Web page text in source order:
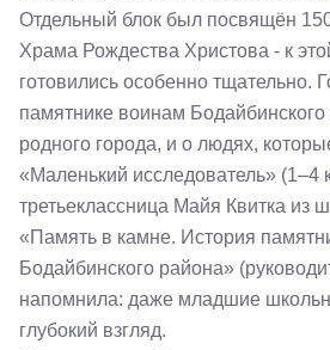
Отдельный блок был посвящён
Храма Рождества Христова - к
готовились особенно тщательно.
памятнике воинам
родного города, и о людях,
«Маленький исследователь» (1–4
третьеклассница Майя Квитка
«Память в камне. История
Бодайбинского района»
напомнила: даже младшие
глубокий взгляд.